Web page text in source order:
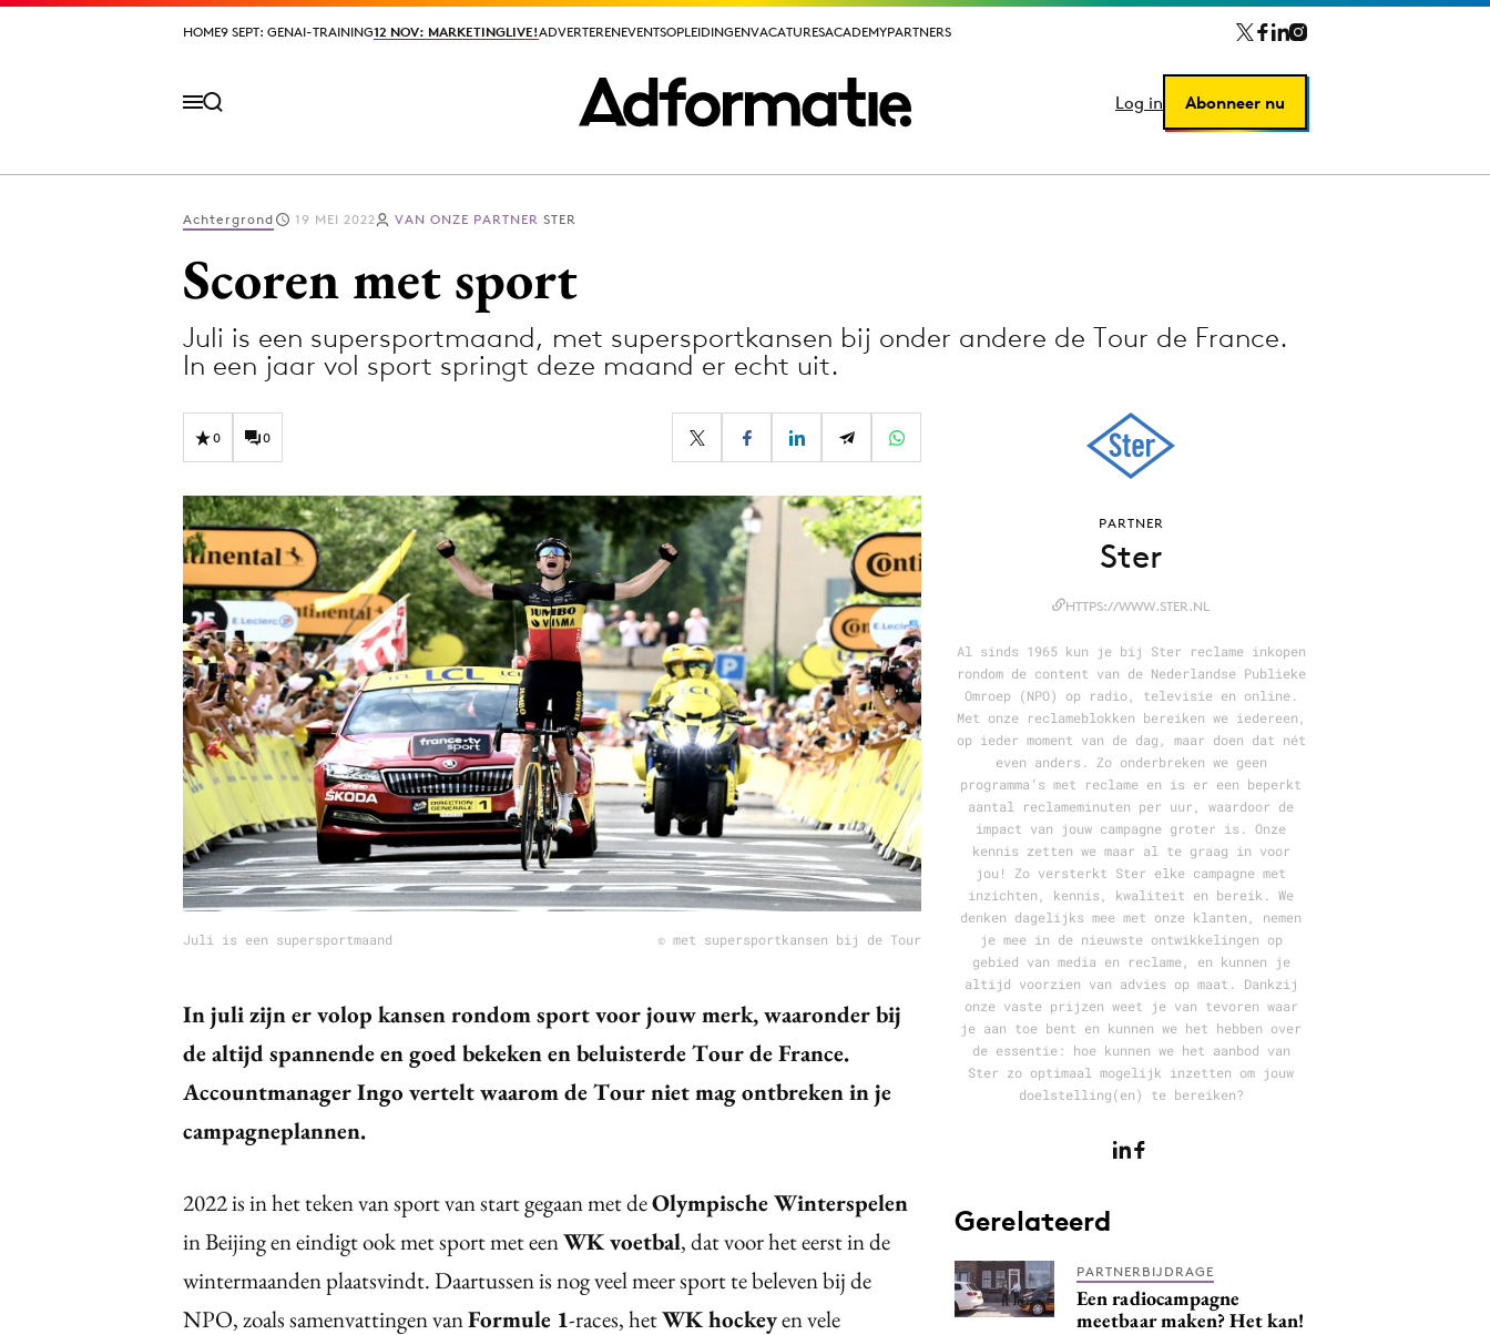
HOME9 SEPT: GENAI-TRAINING12 NOV: MARKETINGLIVE!ADVERTERENEVENTSOPLEIDINGENVACATURESACADEMYPARTNERS
Log in Abonneer nu
HOME9 SEPT: GENAI-TRAINING12 NOV: MARKETINGLIVE!ADVERTERENEVENTSOPLEIDINGENVACATURESACADEMYPARTNERS
Log in Abonneer nu
Effectiviteit
Gedragsverandering
Influencer marketing
Interne communicatie
Martech
Merkstrategie
PR
Programmatic
Purpose Marketing
Reputatie & crisis
Achtergrond 19 MEI 2022 VAN ONZE PARTNER STER
Scoren met sport
Juli is een supersportmaand, met supersportkansen bij onder andere de Tour de France.
In een jaar vol sport springt deze maand er echt uit.
0 0
Juli is een supersportmaand © met supersportkansen bij de Tour
In juli zijn er volop kansen rondom sport voor jouw merk, waaronder bij
de altijd spannende en goed bekeken en beluisterde Tour de France.
Accountmanager Ingo vertelt waarom de Tour niet mag ontbreken in je
campagneplannen.
2022 is in het teken van sport van start gegaan met deOlympische Winterspelen
in Beijing en eindigt ook met sport met eenWK voetbal, dat voor het eerst in de
wintermaanden plaatsvindt. Daartussen is nog veel meer sport te beleven bij de
NPO, zoals samenvattingen vanFormule 1-races, hetWK hockeyen vele
PARTNER
Ster
HTTPS://WWW.STER.NL
Al sinds 1965 kun je bij Ster reclame inkopen
rondom de content van de Nederlandse Publieke
Omroep (NPO) op radio, televisie en online.
Met onze reclameblokken bereiken we iedereen,
op ieder moment van de dag, maar doen dat nét
even anders. Zo onderbreken we geen
programma’s met reclame en is er een beperkt
aantal reclameminuten per uur, waardoor de
impact van jouw campagne groter is. Onze
kennis zetten we maar al te graag in voor
jou! Zo versterkt Ster elke campagne met
inzichten, kennis, kwaliteit en bereik. We
denken dagelijks mee met onze klanten, nemen
je mee in de nieuwste ontwikkelingen op
gebied van media en reclame, en kunnen je
altijd voorzien van advies op maat. Dankzij
onze vaste prijzen weet je van tevoren waar
je aan toe bent en kunnen we het hebben over
de essentie: hoe kunnen we het aanbod van
Ster zo optimaal mogelijk inzetten om jouw
doelstelling(en) te bereiken?
Gerelateerd
PARTNERBIJDRAGE
Een radiocampagne
meetbaar maken? Het kan!